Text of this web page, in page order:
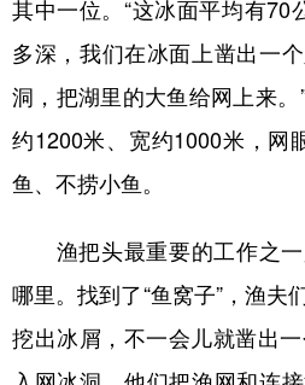
其中一位。“这冰面平均有70
多深，我们在冰面上凿出一
洞，把湖里的大鱼给网上来
约1200米、宽约1000米，网
鱼、不捞小鱼。
渔把头最重要的工作之一
哪里。找到了“鱼窝子”，渔夫
挖出冰屑，不一会儿就凿出